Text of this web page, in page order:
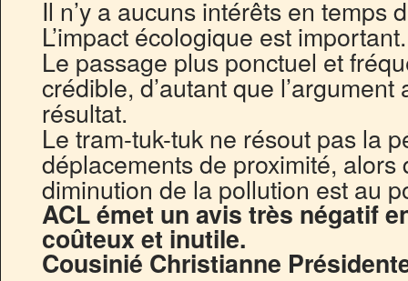
Il n’y a aucuns intérêts en temps
L’impact écologique est important.
Le passage plus ponctuel et
crédible, d’autant que
résultat.
Le tram-tuk-tuk ne résout pas la
déplacements de proximité, alors
diminution de la pollution est au
ACL émet un avis très négatif
coûteux et inutile.
Cousinié Christianne